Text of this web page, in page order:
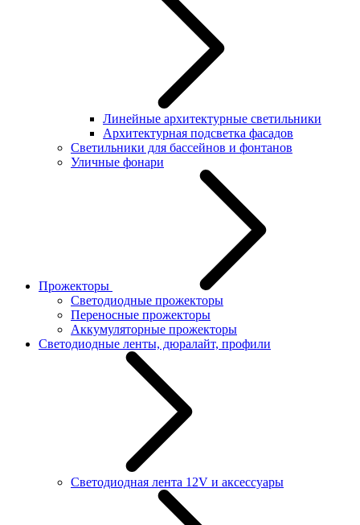
Линейные архитектурные светильники
Архитектурная подсветка фасадов
Светильники для бассейнов и фонтанов
Уличные фонари
Прожекторы
Светодиодные прожекторы
Переносные прожекторы
Аккумуляторные прожекторы
Светодиодные ленты, дюралайт, профили
Светодиодная лента 12V и аксессуары